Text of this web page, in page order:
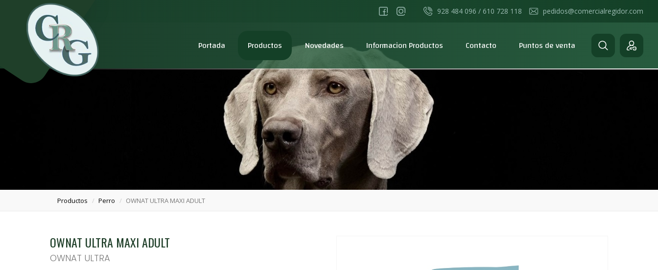
928 484 096 / 610 728 118 pedidos@comercialregidor.com
Portada Productos Novedades Informacion Productos Contacto Puntos de venta
Productos Perro OWNAT ULTRA MAXI ADULT
OWNAT ULTRA MAXI ADULT
OWNAT ULTRA